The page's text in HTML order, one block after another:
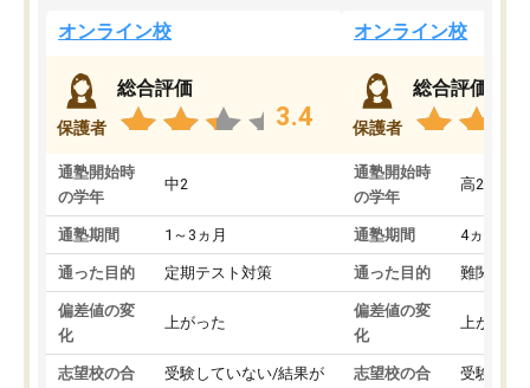
オンライン校
保護者
総合評価
3.4
通塾開始時
の学年
中2
通塾期間 1～3ヵ月
通った目的 定期テスト対策
偏差値の変
化
上がった
志望校の合
受験していない/結果が
オンライン校
保護者
総合評価
通塾開始時
の学年
高2
通塾期間 4ヵ月～1
通った目的 難関私立
偏差値の変
化
上がった
志望校の合
受験して